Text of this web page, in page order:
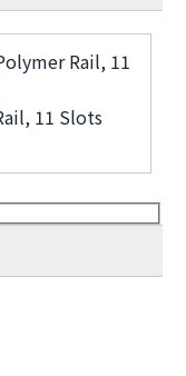
Rail, 11
11 Slots